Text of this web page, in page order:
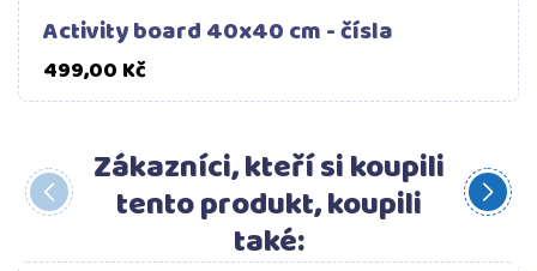
Activity board 40x40 cm - čísla
499,00 KčCena
Zákazníci, kteří si koupili
tento produkt, koupili
také: